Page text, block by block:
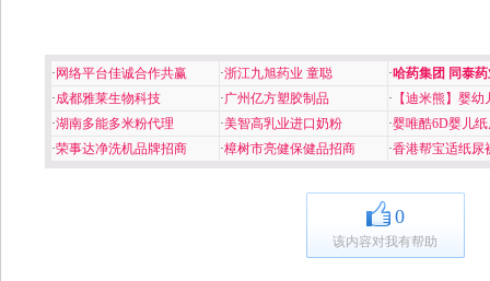
· 网络平台佳诚合作共赢 ·浙江九旭药业 童聪 ·哈药集团 同泰
·成都雅莱生物科技 ·广州亿方塑胶制品 · 【迪米熊】婴幼
·湖南多能多米粉代理 ·美智高乳业进口奶粉 ·婴唯酷6D婴儿
·荣事达净洗机品牌招商 ·樟树市亮健保健品招商 ·香港帮宝适纸尿
0
该内容对我有帮助